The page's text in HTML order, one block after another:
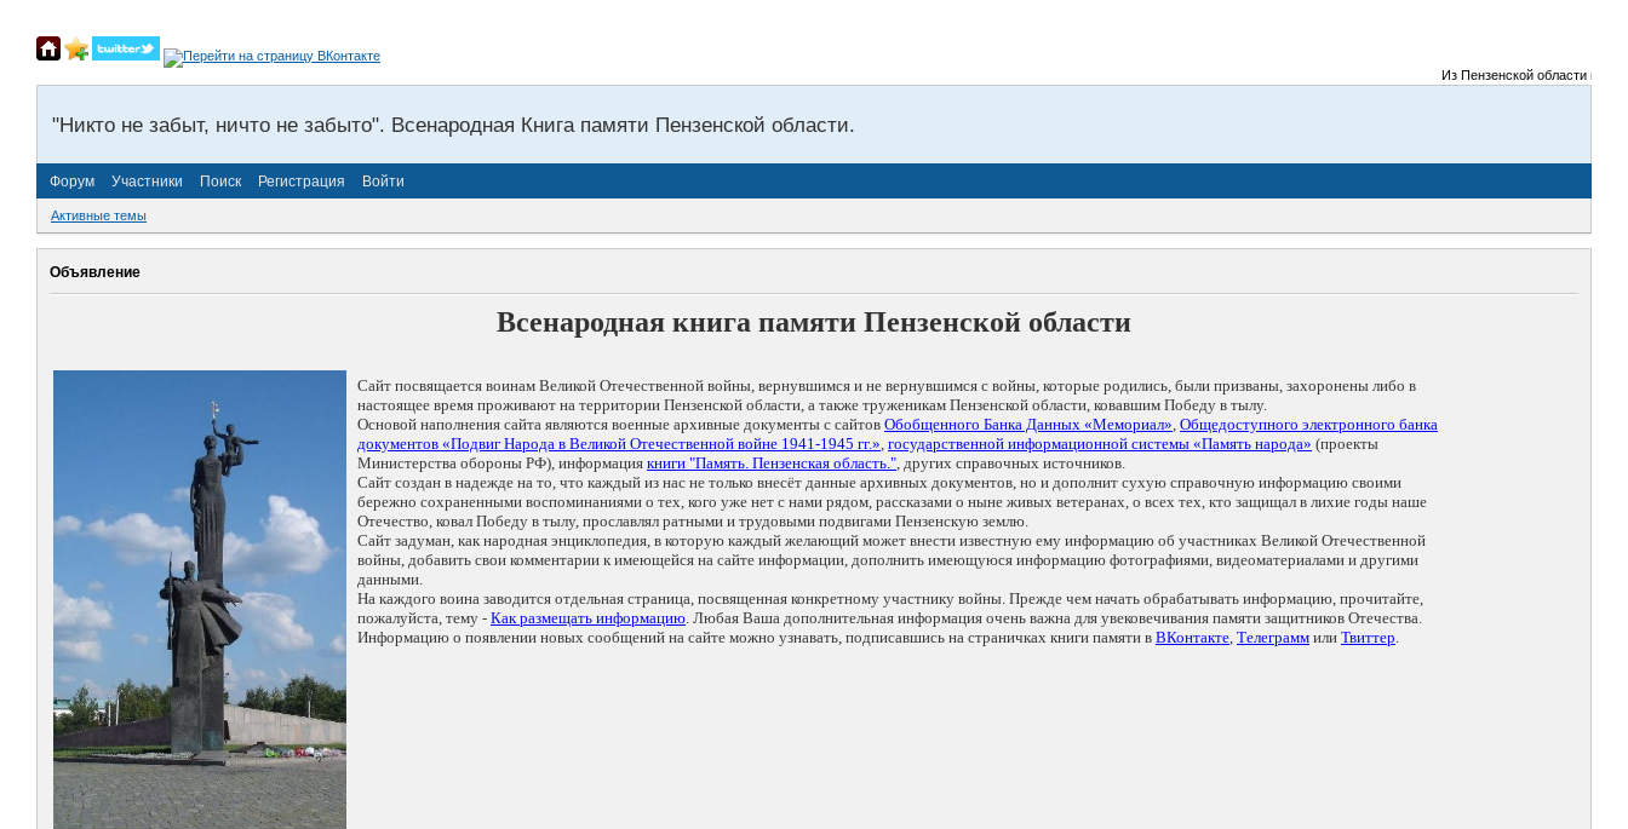
Из Пензенской области на
"Никто не забыт, ничто не забыто". Всенародная Книга памяти Пензенской области.
Форум Участники Поиск Регистрация Войти
Активные темы
Объявление
Всенародная книга памяти Пензенской области
Сайт посвящается воинам Великой Отечественной войны, вернувшимся и не вернувшимся с войны, которые родились, были призваны, захоронены либо в
настоящее время проживают на территории Пензенской области, а также труженикам Пензенской области, ковавшим Победу в тылу.
Основой наполнения сайта являются военные архивные документы с сайтов Обобщенного Банка Данных «Мемориал», Общедоступного электронного банка
документов «Подвиг Народа в Великой Отечественной войне 1941-1945 гг.», государственной информационной системы «Память народа» (проекты
Министерства обороны РФ), информация книги "Память. Пензенская область.", других справочных источников.
Сайт создан в надежде на то, что каждый из нас не только внесёт данные архивных документов, но и дополнит сухую справочную информацию своими
бережно сохраненными воспоминаниями о тех, кого уже нет с нами рядом, рассказами о ныне живых ветеранах, о всех тех, кто защищал в лихие годы наше
Отечество, ковал Победу в тылу, прославлял ратными и трудовыми подвигами Пензенскую землю.
Сайт задуман, как народная энциклопедия, в которую каждый желающий может внести известную ему информацию об участниках Великой Отечественной
войны, добавить свои комментарии к имеющейся на сайте информации, дополнить имеющуюся информацию фотографиями, видеоматериалами и другими
данными.
На каждого воина заводится отдельная страница, посвященная конкретному участнику войны. Прежде чем начать обрабатывать информацию, прочитайте,
пожалуйста, тему - Как размещать информацию. Любая Ваша дополнительная информация очень важна для увековечивания памяти защитников Отечества.
Информацию о появлении новых сообщений на сайте можно узнавать, подписавшись на страничках книги памяти в ВКонтакте, Телеграмм или Твиттер.